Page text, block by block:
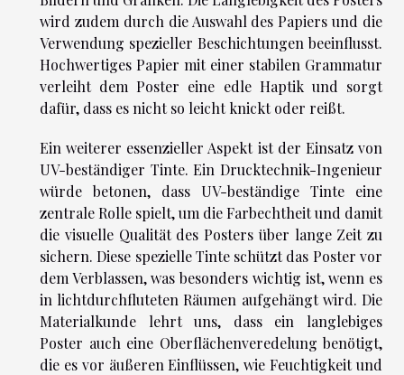
wird zudem durch die Auswahl des Papiers und die
Verwendung spezieller Beschichtungen beeinflusst.
Hochwertiges Papier mit einer stabilen Grammatur
verleiht dem Poster eine edle Haptik und sorgt
dafür, dass es nicht so leicht knickt oder reißt.
Ein weiterer essenzieller Aspekt ist der Einsatz von
UV-beständiger Tinte. Ein Drucktechnik-Ingenieur
würde betonen, dass UV-beständige Tinte eine
zentrale Rolle spielt, um die Farbechtheit und damit
die visuelle Qualität des Posters über lange Zeit zu
sichern. Diese spezielle Tinte schützt das Poster vor
dem Verblassen, was besonders wichtig ist, wenn es
in lichtdurchfluteten Räumen aufgehängt wird. Die
Materialkunde lehrt uns, dass ein langlebiges
Poster auch eine Oberflächenveredelung benötigt,
die es vor äußeren Einflüssen, wie Feuchtigkeit und